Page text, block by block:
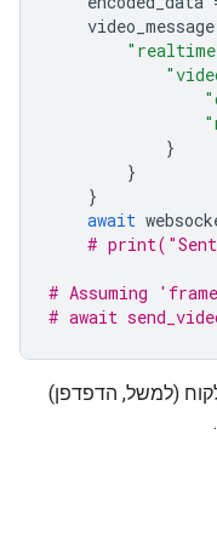
video_message
}
}
}
await
#
# Assuming
# await
(למשל, הדפדפן)
.